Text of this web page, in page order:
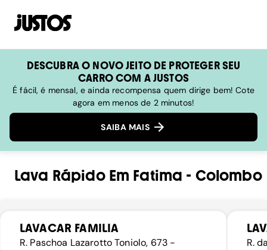
DESCUBRA O NOVO JEITO DE PROTEGER SEU
CARRO COM A JUSTOS
É fácil, é mensal, e ainda recompensa quem dirige bem! Cote
agora em menos de 2 minutos!
SAIBA MAIS
Lava RápidoEm Fatima - Colombo
LAVACAR FAMILIA
R. Paschoa Lazarotto Toniolo, 673 -
R.